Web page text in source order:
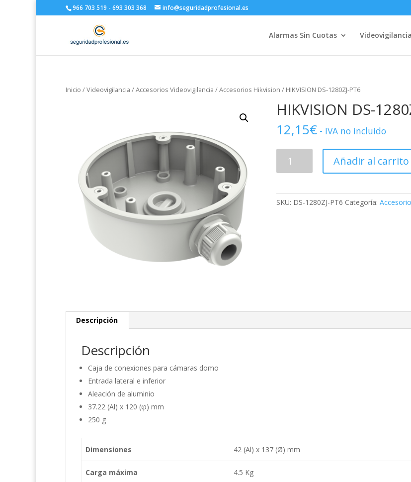
966 703 519 - 693 303 368 info@seguridadprofesional.es
Alarmas Sin Cuotas Videovigilancia
Inicio /Videovigilancia /Accesorios Videovigilancia /Accesorios Hikvision / HIKVISION DS-1280ZJ-PT6
HIKVISION DS-
12,15€ - IVA no incluido
cantidad
Añadir al carrito
SKU: DS-1280ZJ-PT6 Categoría:
Descripción
Descripción
Caja de conexiones para cámaras domo
Entrada lateral e inferior
Aleación de aluminio
37.22 (Al) x 120 (φ) mm
250 g
Dimensiones 42 (Al) x 137 (Ø) mm
Carga máxima 4.5 Kg